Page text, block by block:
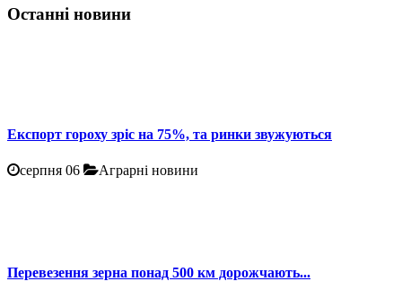
Останні новини
Експорт гороху зріс на 75%, та ринки звужуються
серпня 06 Аграрні новини
Перевезення зерна понад 500 км дорожчають...